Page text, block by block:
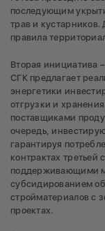
последующим
трав и
правила
Вторая инициатива
СГК предлагает
энергетики
отгрузки и
поставщиками
очередь,
гарантируя
контрактах третьей
поддерживающими
субсидированием
стройматериалов с
проектах.